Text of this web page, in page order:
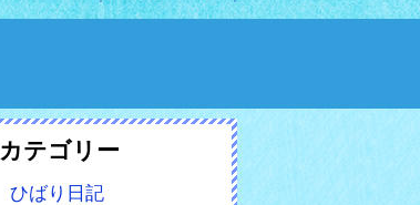
カテゴリー
ひばり日記